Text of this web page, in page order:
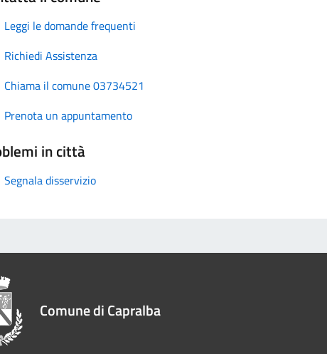
Leggi le domande frequenti
Richiedi Assistenza
Chiama il comune 03734521
Prenota un appuntamento
in città
Segnala disservizio
Comune di Capralba